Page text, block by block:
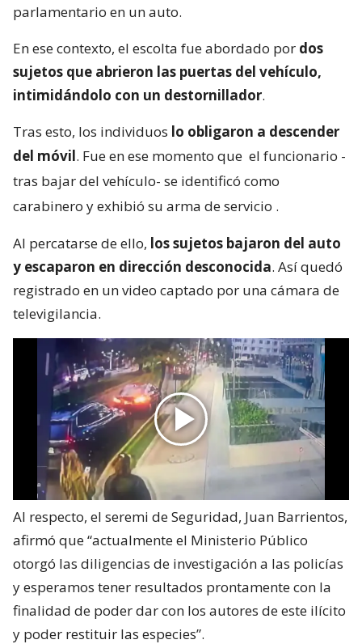
parlamentario en un auto.
En ese contexto, el escolta fue abordado por dos
sujetos que abrieron las puertas del vehículo,
intimidándolo con un destornillador.
Tras esto, los individuos lo obligaron a descender
del móvil. Fue en ese momento que el funcionario -
tras bajar del vehículo- se identificó como
carabinero y exhibió su arma de servicio .
Al percatarse de ello, los sujetos bajaron del auto
y escaparon en dirección desconocida. Así quedó
registrado en un video captado por una cámara de
televigilancia.
Al respecto, el seremi de Seguridad, Juan Barrientos,
afirmó que “actualmente el Ministerio Público
otorgó las diligencias de investigación a las policías
y esperamos tener resultados prontamente con la
finalidad de poder dar con los autores de este ilícito
y poder restituir las especies”.